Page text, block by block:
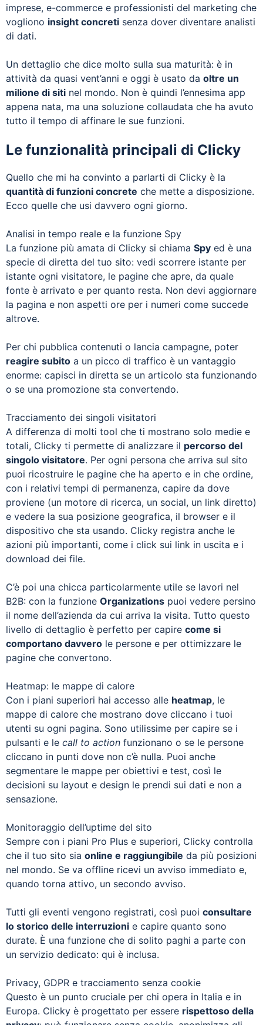
imprese, e-commerce e professionisti del marketing che
vogliono insight concreti senza dover diventare analisti
di dati.
Un dettaglio che dice molto sulla sua maturità: è in
attività da quasi vent’anni e oggi è usato da oltre un
milione di siti nel mondo. Non è quindi l’ennesima app
appena nata, ma una soluzione collaudata che ha avuto
tutto il tempo di affinare le sue funzioni.
Le funzionalità principali di Clicky
Quello che mi ha convinto a parlarti di Clicky è la
quantità di funzioni concrete che mette a disposizione.
Ecco quelle che usi davvero ogni giorno.
Analisi in tempo reale e la funzione Spy
La funzione più amata di Clicky si chiama Spy ed è una
specie di diretta del tuo sito: vedi scorrere istante per
istante ogni visitatore, le pagine che apre, da quale
fonte è arrivato e per quanto resta. Non devi aggiornare
la pagina e non aspetti ore per i numeri come succede
altrove.
Per chi pubblica contenuti o lancia campagne, poter
reagire subito a un picco di traffico è un vantaggio
enorme: capisci in diretta se un articolo sta funzionando
o se una promozione sta convertendo.
Tracciamento dei singoli visitatori
A differenza di molti tool che ti mostrano solo medie e
totali, Clicky ti permette di analizzare il percorso del
singolo visitatore. Per ogni persona che arriva sul sito
puoi ricostruire le pagine che ha aperto e in che ordine,
con i relativi tempi di permanenza, capire da dove
proviene (un motore di ricerca, un social, un link diretto)
e vedere la sua posizione geografica, il browser e il
dispositivo che sta usando. Clicky registra anche le
azioni più importanti, come i click sui link in uscita e i
download dei file.
C’è poi una chicca particolarmente utile se lavori nel
B2B: con la funzione Organizations puoi vedere persino
il nome dell’azienda da cui arriva la visita. Tutto questo
livello di dettaglio è perfetto per capire come si
comportano davvero le persone e per ottimizzare le
pagine che convertono.
Heatmap: le mappe di calore
Con i piani superiori hai accesso alle heatmap, le
mappe di calore che mostrano dove cliccano i tuoi
utenti su ogni pagina. Sono utilissime per capire se i
pulsanti e le call to action funzionano o se le persone
cliccano in punti dove non c’è nulla. Puoi anche
segmentare le mappe per obiettivi e test, così le
decisioni su layout e design le prendi sui dati e non a
sensazione.
Monitoraggio dell’uptime del sito
Sempre con i piani Pro Plus e superiori, Clicky controlla
che il tuo sito sia online e raggiungibile da più posizioni
nel mondo. Se va offline ricevi un avviso immediato e,
quando torna attivo, un secondo avviso.
Tutti gli eventi vengono registrati, così puoi consultare
lo storico delle interruzioni e capire quanto sono
durate. È una funzione che di solito paghi a parte con
un servizio dedicato: qui è inclusa.
Privacy, GDPR e tracciamento senza cookie
Questo è un punto cruciale per chi opera in Italia e in
Europa. Clicky è progettato per essere rispettoso della